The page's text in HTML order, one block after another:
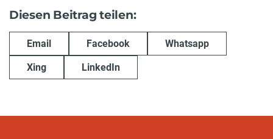
Diesen Beitrag teilen:
Email Facebook Whatsapp
Xing LinkedIn